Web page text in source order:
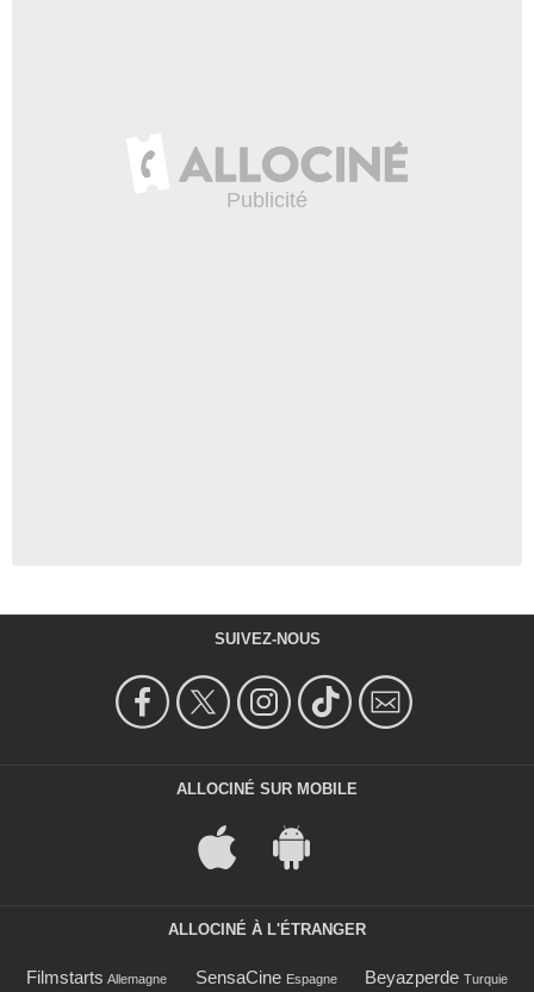
SUIVEZ-NOUS
ALLOCINÉ SUR MOBILE
ALLOCINÉ À L'ÉTRANGER
Filmstarts Allemagne SensaCine Espagne Beyazperde Turquie